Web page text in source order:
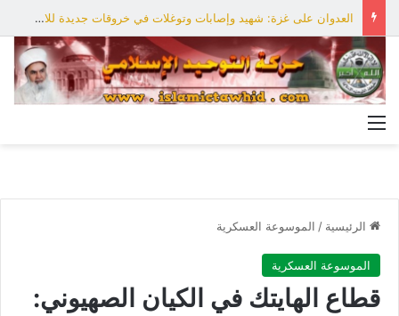
العدوان على غزة: شهيد وإصابات وتوغلات في خروقات جديدة للاحتلال
الرئيسية / الموسوعة العسكرية
الموسوعة العسكرية
قطاع الهايتك في الكيان الصهيوني: